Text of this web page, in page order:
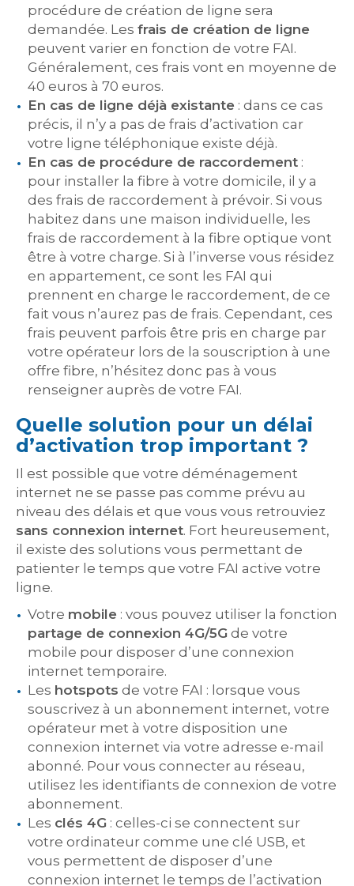
procédure de création de ligne sera
demandée. Les frais de création de ligne
peuvent varier en fonction de votre FAI.
Généralement, ces frais vont en moyenne de
40 euros à 70 euros.
En cas de ligne déjà existante : dans ce cas
précis, il n’y a pas de frais d’activation car
votre ligne téléphonique existe déjà.
En cas de procédure de raccordement :
pour installer la fibre à votre domicile, il y a
des frais de raccordement à prévoir. Si vous
habitez dans une maison individuelle, les
frais de raccordement à la fibre optique vont
être à votre charge. Si à l’inverse vous résidez
en appartement, ce sont les FAI qui
prennent en charge le raccordement, de ce
fait vous n’aurez pas de frais. Cependant, ces
frais peuvent parfois être pris en charge par
votre opérateur lors de la souscription à une
offre fibre, n’hésitez donc pas à vous
renseigner auprès de votre FAI.
Quelle solution pour un délai
d’activation trop important ?
Il est possible que votre déménagement
internet ne se passe pas comme prévu au
niveau des délais et que vous vous retrouviez
sans connexion internet. Fort heureusement,
il existe des solutions vous permettant de
patienter le temps que votre FAI active votre
ligne.
Votre mobile : vous pouvez utiliser la fonction
partage de connexion 4G/5G de votre
mobile pour disposer d’une connexion
internet temporaire.
Les hotspots de votre FAI : lorsque vous
souscrivez à un abonnement internet, votre
opérateur met à votre disposition une
connexion internet via votre adresse e-mail
abonné. Pour vous connecter au réseau,
utilisez les identifiants de connexion de votre
abonnement.
Les clés 4G : celles-ci se connectent sur
votre ordinateur comme une clé USB, et
vous permettent de disposer d’une
connexion internet le temps de l’activation